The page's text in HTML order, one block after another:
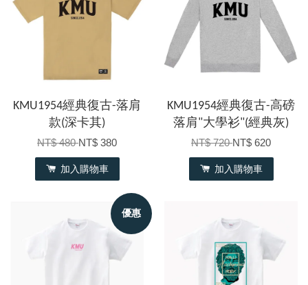
KMU1954經典復古-落肩
款(深卡其)
NT$ 480NT$ 380
加入購物車
KMU1954經典復古-高磅
落肩"大學衫"(經典灰)
NT$ 720NT$ 620
加入購物車
優惠